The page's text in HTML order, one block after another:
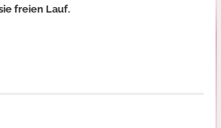
freien Lauf.